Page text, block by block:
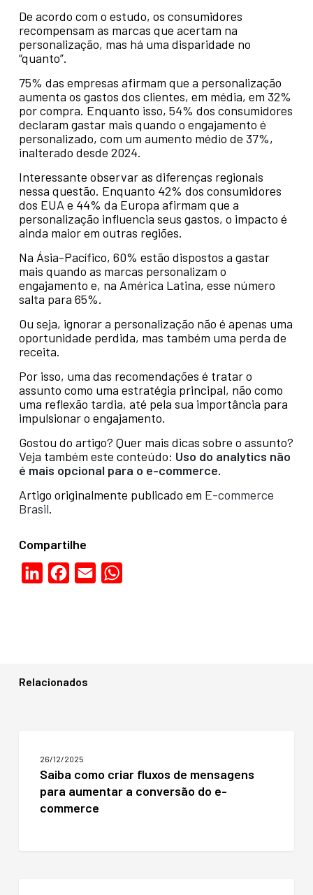
De acordo com o estudo, os consumidores
recompensam as marcas que acertam na
personalização, mas há uma disparidade no
“quanto”.
75% das empresas afirmam que a personalização
aumenta os gastos dos clientes, em média, em 32%
por compra. Enquanto isso, 54% dos consumidores
declaram gastar mais quando o engajamento é
personalizado, com um aumento médio de 37%,
inalterado desde 2024.
Interessante observar as diferenças regionais
nessa questão. Enquanto 42% dos consumidores
dos EUA e 44% da Europa afirmam que a
personalização influencia seus gastos, o impacto é
ainda maior em outras regiões.
Na Ásia-Pacífico, 60% estão dispostos a gastar
mais quando as marcas personalizam o
engajamento e, na América Latina, esse número
salta para 65%.
Ou seja, ignorar a personalização não é apenas uma
oportunidade perdida, mas também uma perda de
receita.
Por isso, uma das recomendações é tratar o
assunto como uma estratégia principal, não como
uma reflexão tardia, até pela sua importância para
impulsionar o engajamento.
Gostou do artigo? Quer mais dicas sobre o assunto?
Veja também este conteúdo: Uso do analytics não
é mais opcional para o e-commerce.
Artigo originalmente publicado em E-commerce
Brasil.
Compartilhe
LinkedInFacebook
Email
Relacionados
criar
fluxos
mensagens
26/12/2025
Saiba como criar fluxos de mensagens
para aumentar a conversão do e-
commerce